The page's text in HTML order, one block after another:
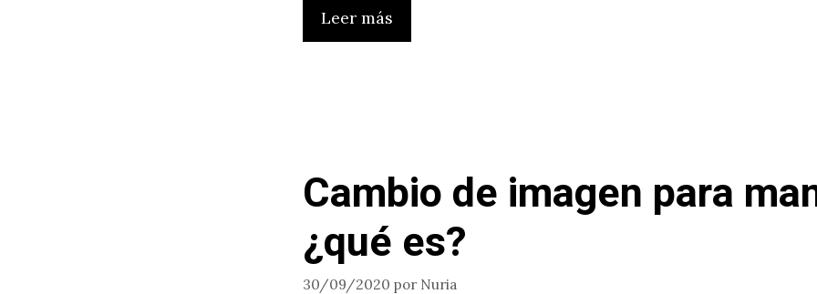
Leer más
Cambio de imagen para
¿qué es?
30/09/2020 por Nuria